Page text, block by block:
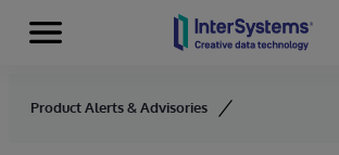
Skip to content
Menu
Product Alerts & Advisories